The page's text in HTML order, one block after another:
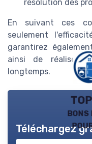
résolution des
En suivant ces
seulement
garantirez
ainsi de réaliser
longtemps.
Téléchargez